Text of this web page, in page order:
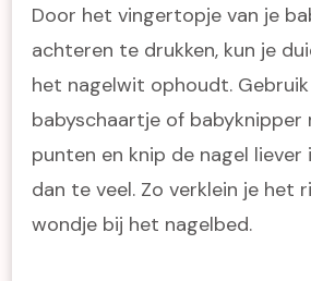
Door het vingertopje van je
achteren te drukken, kun je
het nagelwit ophoudt.
babyschaartje of
punten en knip de nagel
dan te veel. Zo verklein je het
wondje bij het nagelbed.